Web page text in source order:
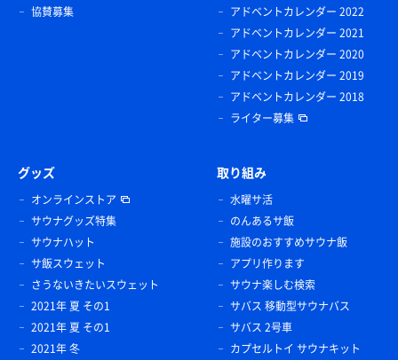
協賛募集
アドベントカレンダー 2022
アドベントカレンダー 2021
アドベントカレンダー 2020
アドベントカレンダー 2019
アドベントカレンダー 2018
ライター募集
グッズ
オンラインストア
サウナグッズ特集
サウナハット
サ飯スウェット
さうないきたいスウェット
2021年 夏 その1
2021年 夏 その1
2021年 冬
取り組み
水曜サ活
のんあるサ飯
施設のおすすめサウナ飯
アプリ作ります
サウナ楽しむ検索
サバス 移動型サウナバス
サバス 2号車
カプセルトイ サウナキット